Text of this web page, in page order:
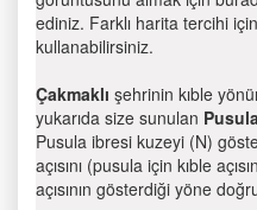
ediniz. Farklı harita tercihi
kullanabilirsiniz.
Çakmaklı şehrinin kıble
yukarıda size sunulan
Pusula ibresi kuzeyi (N)
açısını (pusula için kıble
açısının gösterdiği yöne